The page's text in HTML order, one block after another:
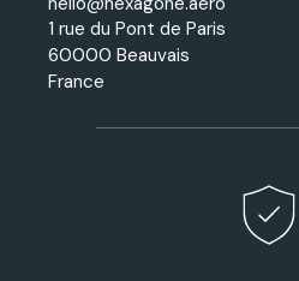
1 rue du Pont de Paris
60000 Beauvais
France